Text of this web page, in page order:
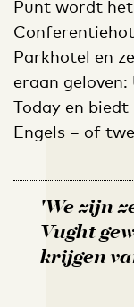
Punt wordt
Parkhotel en
eraan
Today en
Engels – of
'We zijn
Vught
krijgen